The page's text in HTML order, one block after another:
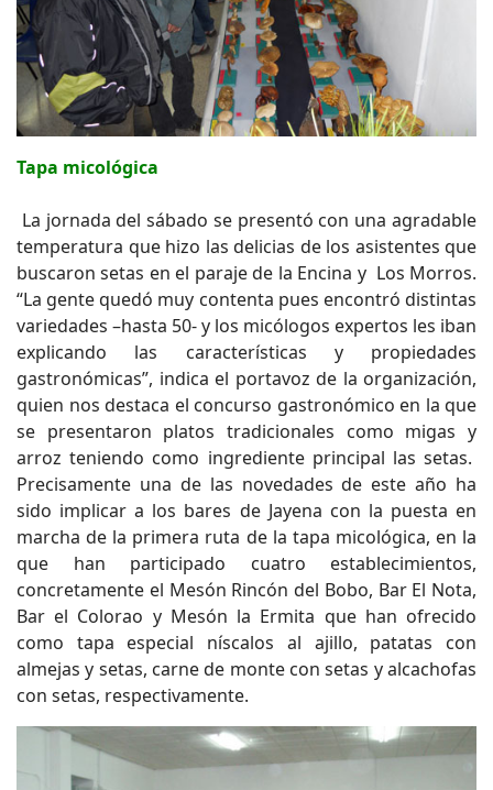
Tapa micológica
La jornada del sábado se presentó con una agradable
temperatura que hizo las delicias de los asistentes que
buscaron setas en el paraje de la Encina y Los Morros.
“La gente quedó muy contenta pues encontró distintas
variedades –hasta 50- y los micólogos expertos les iban
explicando las características y propiedades
gastronómicas”, indica el portavoz de la organización,
quien nos destaca el concurso gastronómico en la que
se presentaron platos tradicionales como migas y
arroz teniendo como ingrediente principal las setas.
Precisamente una de las novedades de este año ha
sido implicar a los bares de Jayena con la puesta en
marcha de la primera ruta de la tapa micológica, en la
que han participado cuatro establecimientos,
concretamente el Mesón Rincón del Bobo, Bar El Nota,
Bar el Colorao y Mesón la Ermita que han ofrecido
como tapa especial níscalos al ajillo, patatas con
almejas y setas, carne de monte con setas y alcachofas
con setas, respectivamente.